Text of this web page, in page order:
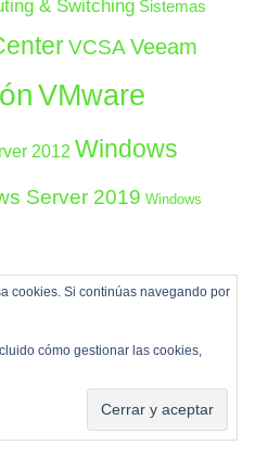
& Switching Sistemas
VCSA Veeam
VMware
2012 Windows
Server 2019 Windows
cookies. Si continúas navegando por
cómo gestionar las cookies,